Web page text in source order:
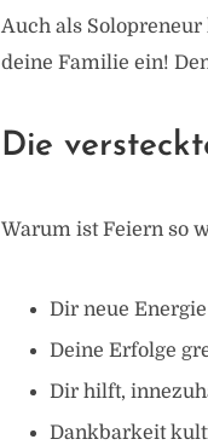
Auch als
deine Familie ein!
Die
Warum ist Feiern so
Dir neue
Deine Erfolge
Dir hilft,
Dankbarkeit